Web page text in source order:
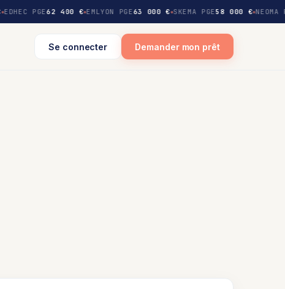
EDHEC PGE62 400 € EMLYON PGE63 000 € SKEMA PGE58 000 € NEOMA
Se connecter Demander mon prêt